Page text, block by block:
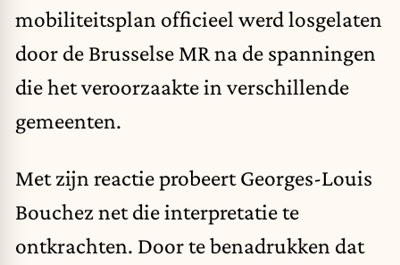
mobiliteitsplan officieel werd losgelaten
door de Brusselse MR na de spanningen
die het veroorzaakte in verschillende
gemeenten.
Met zijn reactie probeert Georges-Louis
Bouchez net die interpretatie te
ontkrachten. Door te benadrukken dat